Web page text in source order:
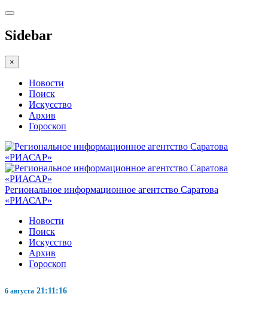
Sidebar
×
Новости
Поиск
Искусство
Архив
Гороскоп
Региональное информационное агентство Саратова
«РИАСАР»
Новости
Поиск
Искусство
Архив
Гороскоп
6 августа 21:11:17